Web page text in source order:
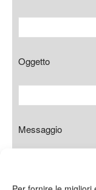
Oggetto
Messaggio